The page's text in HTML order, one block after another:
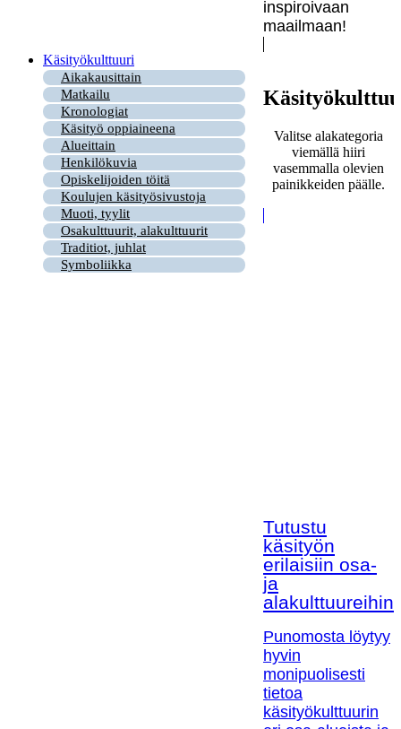
inspiroivaan
maailmaan!
Käsityökulttuuri
Aikakausittain
Matkailu
Kronologiat
Käsityö oppiaineena
Alueittain
Henkilökuvia
Opiskelijoiden töitä
Koulujen käsityösivustoja
Muoti, tyylit
Osakulttuurit, alakulttuurit
Traditiot, juhlat
Symboliikka
Valitse alakategoria
viemällä hiiri
vasemmalla olevien
painikkeiden päälle.
Tutustu
käsityön
erilaisiin osa-
ja
alakulttuureihin!
Punomosta löytyy
hyvin
monipuolisesti
tietoa
käsityökulttuurin